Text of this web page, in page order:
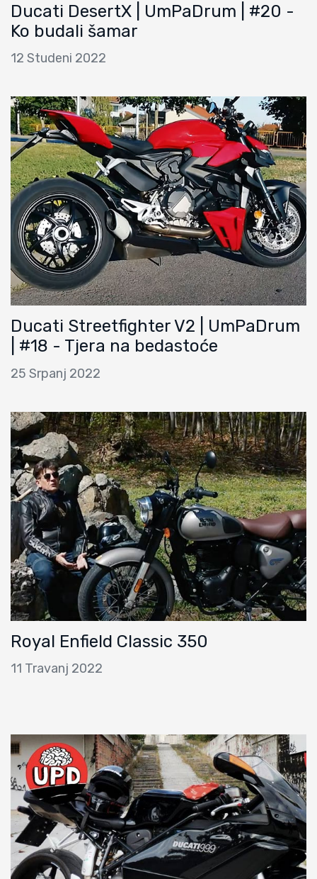
Ducati DesertX | UmPaDrum | #20 -
Ko budali šamar
12 Studeni 2022
Ducati Streetfighter V2 | UmPaDrum
| #18 - Tjera na bedastoće
25 Srpanj 2022
Royal Enfield Classic 350
11 Travanj 2022